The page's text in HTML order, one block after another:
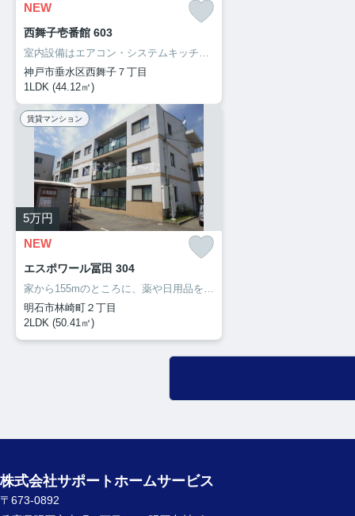
NEW
西舞子壱番館 603
室内設備はエアコン・システムキッチン・追い焚きなど充実した設備を備え付けています。共用部にはエレベータ・バイク置場などが揃っております。自走式駐車場が併設された物件です。陽当たりが良いので、部屋の中にカビが生えにくく快適です。こちらのお部屋で新しい生活を始めてみませんか。住まいに関する情報を数多く提供しております。より自分に適した住まい選びをしていきましょう。私たちもサポート致します。
神戸市垂水区西舞子７丁目
1LDK (44.12㎡)
賃貸マンション
5万円
NEW
エスポワール冨田 304
家から155mのところに、薬や日用品を買うのに便利なクスリキリン堂・明石林崎店があります。洗面所の独立した、充実の収納が嬉しい物件となっています。収納はウォークインクロゼット・シューズボックスなど豊富なので、広々と空間を利用することも可能です。サポートホームサービスのホームページから住まいを探してみませんか。わたしたちが快適な住まい探しをお手伝い致します。
明石市林崎町２丁目
2LDK (50.41㎡)
株式会社サポートホームサービス
〒673-0892